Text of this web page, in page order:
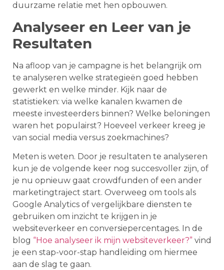
duurzame relatie met hen opbouwen.
Analyseer en Leer van je
Resultaten
Na afloop van je campagne is het belangrijk om
te analyseren welke strategieën goed hebben
gewerkt en welke minder. Kijk naar de
statistieken: via welke kanalen kwamen de
meeste investeerders binnen? Welke beloningen
waren het populairst? Hoeveel verkeer kreeg je
van social media versus zoekmachines?
Meten is weten. Door je resultaten te analyseren
kun je de volgende keer nog succesvoller zijn, of
je nu opnieuw gaat crowdfunden of een ander
marketingtraject start. Overweeg om tools als
Google Analytics of vergelijkbare diensten te
gebruiken om inzicht te krijgen in je
websiteverkeer en conversiepercentages. In de
blog “Hoe analyseer ik mijn websiteverkeer?” vind
je een stap-voor-stap handleiding om hiermee
aan de slag te gaan.